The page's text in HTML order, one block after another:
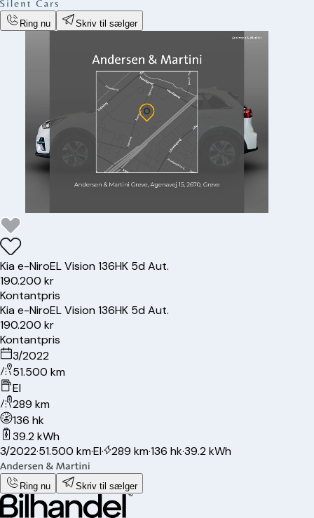
Ring nu Skriv til sælger
Kiae-NiroEL Vision 136HK 5d Aut.
190.200 kr
Kontantpris
Kiae-NiroEL Vision 136HK 5d Aut.
190.200 kr
Kontantpris
3/2022
51.500 km
El
289 km
136 hk
39.2 kWh
3/2022·51.500 km·El· 289 km·136 hk·39.2 kWh
Ring nu Skriv til sælger